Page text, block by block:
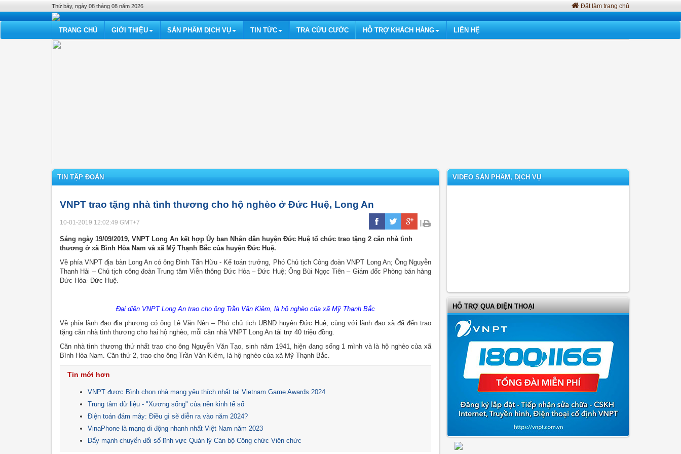
Thứ bảy, ngày 08 tháng 08 năm 2026 Đặt làm trang chủ
TRANG CHỦ GIỚI THIỆU SẢN PHẨM DỊCH VỤ TIN TỨC TRA CỨU CƯỚC HỖ TRỢ KHÁCH HÀNG LIÊN HỆ
TIN TẬP ĐOÀN
VNPT trao tặng nhà tình thương cho hộ nghèo ở Đức Huệ, Long An
10-01-2019 12:02:49 GMT+7
Sáng ngày 19/09/2019, VNPT Long An kết hợp Ủy ban Nhân dân huyện Đức Huệ tổ chức trao tặng 2 căn nhà tình
thương ở xã Bình Hòa Nam và xã Mỹ Thạnh Bắc của huyện Đức Huệ.
Về phía VNPT địa bàn Long An có ông Đinh Tấn Hữu - Kế toán trưởng, Phó Chủ tịch Công đoàn VNPT Long An; Ông Nguyễn
Thanh Hải – Chủ tịch công đoàn Trung tâm Viễn thông Đức Hòa – Đức Huệ; Ông Bùi Ngọc Tiên – Giám đốc Phòng bán hàng
Đức Hòa- Đức Huệ.
Đại diện VNPT Long An trao cho ông Trần Văn Kiêm, là hộ nghèo của xã Mỹ Thạnh Bắc
Về phía lãnh đạo địa phương có ông Lê Văn Nên – Phó chủ tịch UBND huyện Đức Huệ, cùng với lãnh đạo xã đã đến trao
tặng căn nhà tình thương cho hai hộ nghèo, mỗi căn nhà VNPT Long An tài trợ 40 triệu đồng.
Căn nhà tình thương thứ nhất trao cho ông Nguyễn Văn Tạo, sinh năm 1941, hiện đang sống 1 mình và là hộ nghèo của xã
Bình Hòa Nam. Căn thứ 2, trao cho ông Trần Văn Kiêm, là hộ nghèo của xã Mỹ Thạnh Bắc.
Tin mới hơn
VNPT được Bình chọn nhà mạng yêu thích nhất tại Vietnam Game Awards 2024
Trung tâm dữ liệu - "Xương sống" của nền kinh tế số
Điện toán đám mây: Điều gì sẽ diễn ra vào năm 2024?
VinaPhone là mạng di động nhanh nhất Việt Nam năm 2023
Đẩy mạnh chuyển đổi số lĩnh vực Quản lý Cán bộ Công chức Viên chức
VIDEO SẢN PHẨM, DỊCH VỤ
HỖ TRỢ QUA ĐIỆN THOẠI